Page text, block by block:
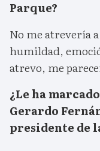
Parque?
No me atrevería
humildad,
atrevo, me
¿Le ha
Gerardo
presidente de